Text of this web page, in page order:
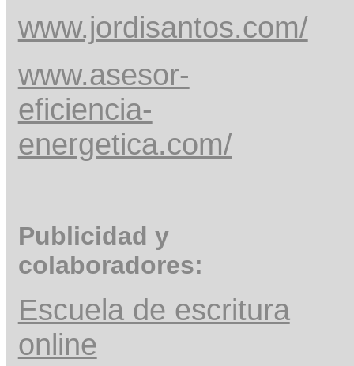
www.jordisantos.com/
www.asesor-
eficiencia-
energetica.com/
Publicidad y
colaboradores:
Escuela de escritura
online